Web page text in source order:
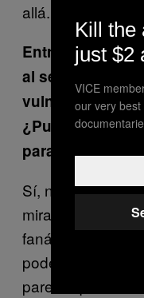
allá.
Entre el caos, tu
al ser humano
vulnerabilidad,
¿Puedes
paradoja?
Sí, nunca me
mirando vídeos
fanáticos de
poder fotografiar
parece que
Kill the
just $2
VICE
our very